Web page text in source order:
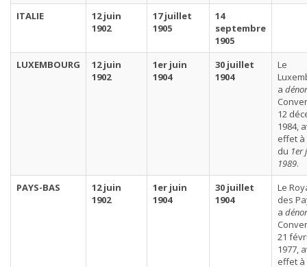
ITALIE
12 juin
1902
17 juillet
1905
14
septembre
1905
LUXEMBOURG
12 juin
1902
1er juin
1904
30 juillet
1904
Le
a
12
1984,
effet
du 1er
1989.
PAYS-BAS
12 juin
1902
1er juin
1904
30 juillet
1904
Le
des
a
21
1977,
effet